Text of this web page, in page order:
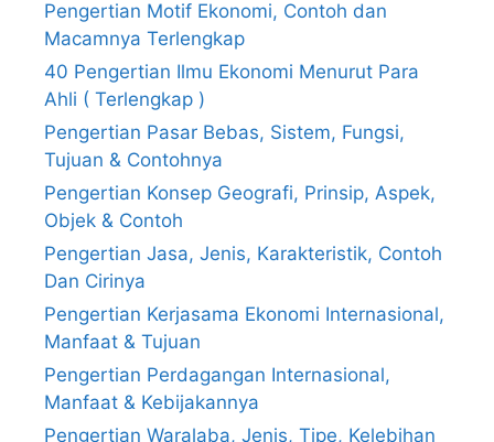
Pengertian Motif Ekonomi, Contoh dan
Macamnya Terlengkap
40 Pengertian Ilmu Ekonomi Menurut Para
Ahli ( Terlengkap )
Pengertian Pasar Bebas, Sistem, Fungsi,
Tujuan & Contohnya
Pengertian Konsep Geografi, Prinsip, Aspek,
Objek & Contoh
Pengertian Jasa, Jenis, Karakteristik, Contoh
Dan Cirinya
Pengertian Kerjasama Ekonomi Internasional,
Manfaat & Tujuan
Pengertian Perdagangan Internasional,
Manfaat & Kebijakannya
Pengertian Waralaba, Jenis, Tipe, Kelebihan